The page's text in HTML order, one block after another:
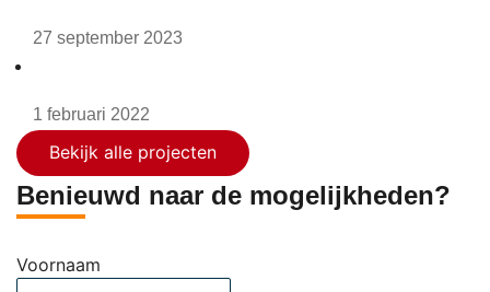
27 september 2023
1 februari 2022
Bekijk alle projecten
Benieuwd naar de mogelijkheden?
Voornaam